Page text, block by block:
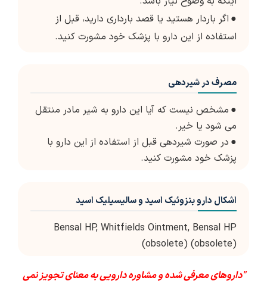
● اگر باردار هستید یا قصد بارداری دارید، قبل از
استفاده از این دارو با پزشک خود مشورت کنید.
مصرف در شیردهی
● مشخص نیست که آیا این دارو به شیر مادر منتقل
می شود یا خیر.
● در صورت شیردهی قبل از استفاده از این دارو با
پزشک خود مشورت کنید.
اشکال دارو بنزوئیک اسید و سالیسیلیک اسید
Bensal HP, Whitfields Ointment, Bensal HP
(obsolete) (obsolete)
"داروهای معرفی شده و مشاوره دارویی به معنای تجویز نمی